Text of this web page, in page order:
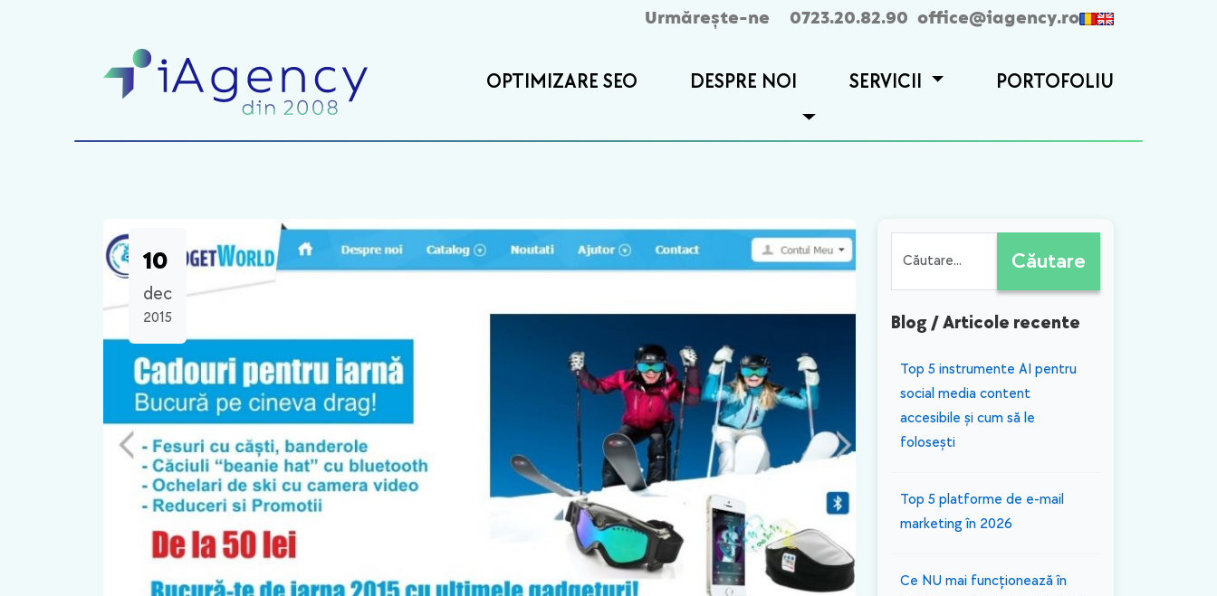
Urmărește-ne 0723.20.82.90 office@iagency.ro
OPTIMIZARE SEO DESPRE NOI SERVICII PORTOFOLIU
10
dec
2015
Căutare
Blog / Articole recente
​Top 5 instrumente AI pentru
social media content
accesibile și cum să le
folosești
Top 5 platforme de e-mail
marketing în 2026
Ce NU mai funcționează în